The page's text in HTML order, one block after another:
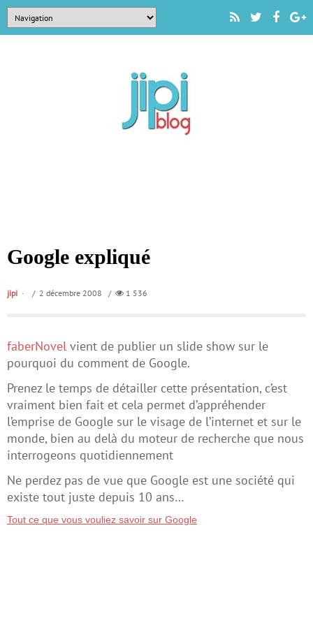
Google expliqué
jipi / 2 décembre 2008 / 1 536
faberNovel vient de publier un slide show sur le
pourquoi du comment de Google.
Prenez le temps de détailler cette présentation, c’est
vraiment bien fait et cela permet d’appréhender
l’emprise de Google sur le visage de l’internet et sur le
monde, bien au delà du moteur de recherche que nous
interrogeons quotidiennement
Ne perdez pas de vue que Google est une société qui
existe tout juste depuis 10 ans…
Tout ce que vous vouliez savoir sur Google